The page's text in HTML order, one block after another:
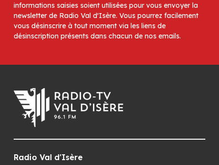
informations saisies soient utilisées pour vous envoyer la
newsletter de Radio Val d'Isère. Vous pourrez facilement
vous désinscrire à tout moment via les liens de
désinscription présents dans chacun de nos emails.
Radio Val d'Isère